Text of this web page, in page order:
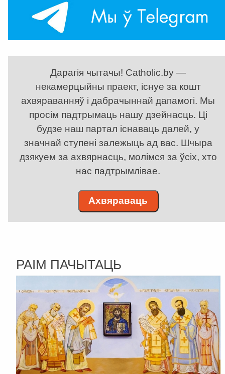
Дарагія чытачы! Catholic.by —
некамерцыйны праект, існуе за кошт
ахвяраванняў і дабрачыннай дапамогі. Мы
просім падтрымаць нашу дзейнасць. Ці
будзе наш партал існаваць далей, у
значнай ступені залежыць ад вас. Шчыра
дзякуем за ахвярнасць, молімся за ўсіх, хто
нас падтрымлівае.
Ахвяраваць
РАІМ ПАЧЫТАЦЬ